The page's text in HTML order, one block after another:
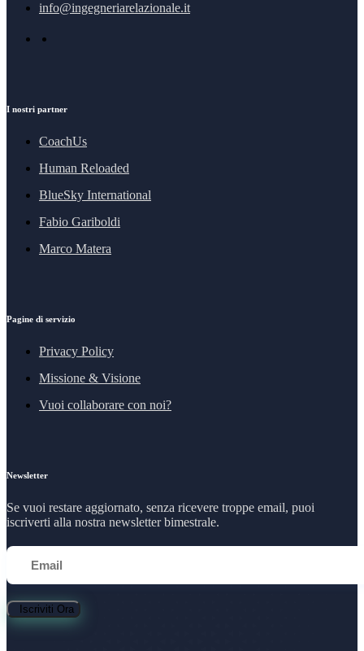
info@ingegneriarelazionale.it
I nostri partner
CoachUs
Human Reloaded
BlueSky International
Fabio Gariboldi
Marco Matera
Pagine di servizio
Privacy Policy
Missione & Visione
Vuoi collaborare con noi?
Newsletter
Se vuoi restare aggiornato, senza ricevere troppe email, puoi
iscriverti alla nostra newsletter bimestrale.
Iscriviti Ora